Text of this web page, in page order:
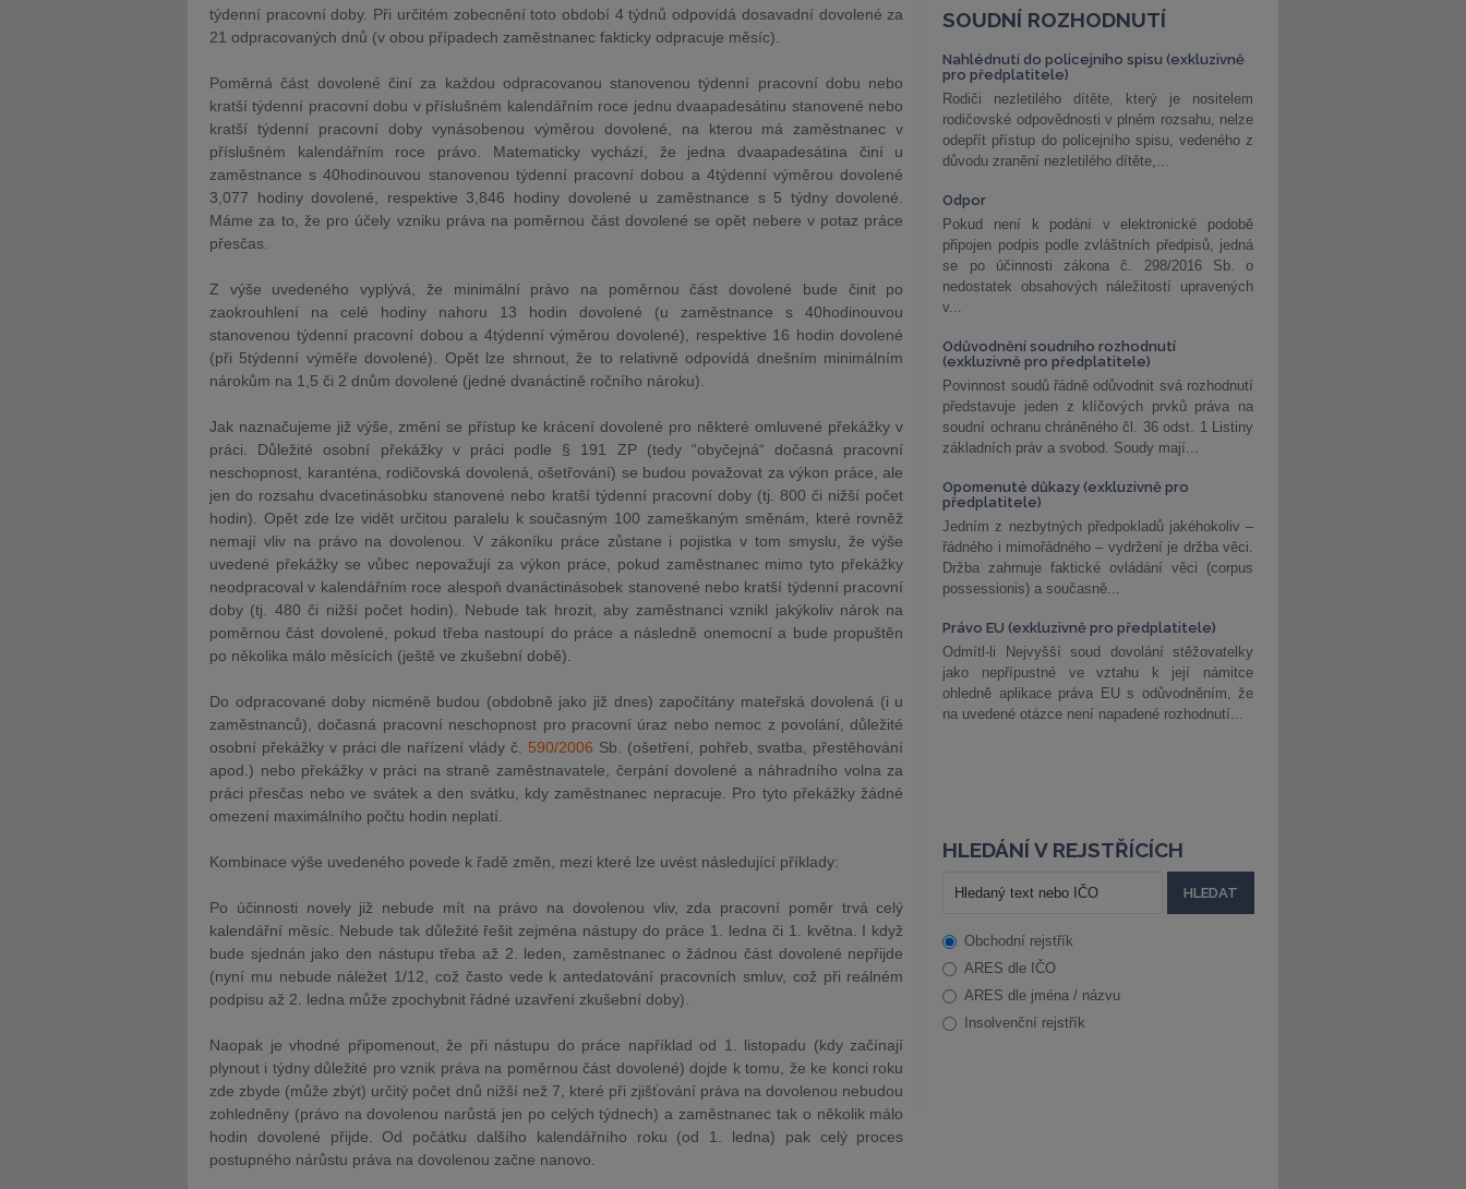
týdenní pracovní doby. Při určitém zobecnění toto období 4 týdnů odpovídá dosavadní dovolené za
21 odpracovaných dnů (v obou případech zaměstnanec fakticky odpracuje měsíc).
Poměrná část dovolené činí za každou odpracovanou stanovenou týdenní pracovní dobu nebo
kratší týdenní pracovní dobu v příslušném kalendářním roce jednu dvaapadesátinu stanovené nebo
kratší týdenní pracovní doby vynásobenou výměrou dovolené, na kterou má zaměstnanec v
příslušném kalendářním roce právo. Matematicky vychází, že jedna dvaapadesátina činí u
zaměstnance s 40hodinouvou stanovenou týdenní pracovní dobou a 4týdenní výměrou dovolené
3,077 hodiny dovolené, respektive 3,846 hodiny dovolené u zaměstnance s 5 týdny dovolené.
Máme za to, že pro účely vzniku práva na poměrnou část dovolené se opět nebere v potaz práce
přesčas.
Z výše uvedeného vyplývá, že minimální právo na poměrnou část dovolené bude činit po
zaokrouhlení na celé hodiny nahoru 13 hodin dovolené (u zaměstnance s 40hodinouvou
stanovenou týdenní pracovní dobou a 4týdenní výměrou dovolené), respektive 16 hodin dovolené
(při 5týdenní výměře dovolené). Opět lze shrnout, že to relativně odpovídá dnešním minimálním
nárokům na 1,5 či 2 dnům dovolené (jedné dvanáctině ročního nároku).
Jak naznačujeme již výše, změní se přístup ke krácení dovolené pro některé omluvené překážky v
práci. Důležité osobní překážky v práci podle § 191 ZP (tedy “obyčejná“ dočasná pracovní
neschopnost, karanténa, rodičovská dovolená, ošetřování) se budou považovat za výkon práce, ale
jen do rozsahu dvacetinásobku stanovené nebo kratší týdenní pracovní doby (tj. 800 či nižší počet
hodin). Opět zde lze vidět určitou paralelu k současným 100 zameškaným směnám, které rovněž
nemají vliv na právo na dovolenou. V zákoníku práce zůstane i pojistka v tom smyslu, že výše
uvedené překážky se vůbec nepovažují za výkon práce, pokud zaměstnanec mimo tyto překážky
neodpracoval v kalendářním roce alespoň dvanáctinásobek stanovené nebo kratší týdenní pracovní
doby (tj. 480 či nižší počet hodin). Nebude tak hrozit, aby zaměstnanci vznikl jakýkoliv nárok na
poměrnou část dovolené, pokud třeba nastoupí do práce a následně onemocní a bude propuštěn
po několika málo měsících (ještě ve zkušební době).
Do odpracované doby nicméně budou (obdobně jako již dnes) započítány mateřská dovolená (i u
zaměstnanců), dočasná pracovní neschopnost pro pracovní úraz nebo nemoc z povolání, důležité
osobní překážky v práci dle nařízení vlády č. 590/2006 Sb. (ošetření, pohřeb, svatba, přestěhování
apod.) nebo překážky v práci na straně zaměstnavatele, čerpání dovolené a náhradního volna za
práci přesčas nebo ve svátek a den svátku, kdy zaměstnanec nepracuje. Pro tyto překážky žádné
omezení maximálního počtu hodin neplatí.
Kombinace výše uvedeného povede k řadě změn, mezi které lze uvést následující příklady:
Po účinnosti novely již nebude mít na právo na dovolenou vliv, zda pracovní poměr trvá celý
kalendářní měsíc. Nebude tak důležité řešit zejména nástupy do práce 1. ledna či 1. května. I když
bude sjednán jako den nástupu třeba až 2. leden, zaměstnanec o žádnou část dovolené nepřijde
(nyní mu nebude náležet 1/12, což často vede k antedatování pracovních smluv, což při reálném
podpisu až 2. ledna může zpochybnit řádné uzavření zkušební doby).
Naopak je vhodné připomenout, že při nástupu do práce například od 1. listopadu (kdy začínají
plynout i týdny důležité pro vznik práva na poměrnou část dovolené) dojde k tomu, že ke konci roku
zde zbyde (může zbýt) určitý počet dnů nižší než 7, které při zjišťování práva na dovolenou nebudou
zohledněny (právo na dovolenou narůstá jen po celých týdnech) a zaměstnanec tak o několik málo
hodin dovolené přijde. Od počátku dalšího kalendářního roku (od 1. ledna) pak celý proces
postupného nárůstu práva na dovolenou začne nanovo.
SOUDNÍ ROZHODNUTÍ
Nahlédnutí do policejního spisu (exkluzivně
pro předplatitele)
Rodiči nezletilého dítěte, který je nositelem
rodičovské odpovědnosti v plném rozsahu, nelze
odepřít přístup do policejního spisu, vedeného z
důvodu zranění nezletilého dítěte,...
Odpor
Pokud není k podání v elektronické podobě
připojen podpis podle zvláštních předpisů, jedná
se po účinnosti zákona č. 298/2016 Sb. o
nedostatek obsahových náležitostí upravených
v...
Odůvodnění soudního rozhodnutí
(exkluzivně pro předplatitele)
Povinnost soudů řádně odůvodnit svá rozhodnutí
představuje jeden z klíčových prvků práva na
soudní ochranu chráněného čl. 36 odst. 1 Listiny
základních práv a svobod. Soudy mají...
Opomenuté důkazy (exkluzivně pro
předplatitele)
Jedním z nezbytných předpokladů jakéhokoliv –
řádného i mimořádného – vydržení je držba věci.
Držba zahrnuje faktické ovládání věci (corpus
possessionis) a současně...
Právo EU (exkluzivně pro předplatitele)
Odmítl-li Nejvyšší soud dovolání stěžovatelky
jako nepřípustné ve vztahu k její námitce
ohledně aplikace práva EU s odůvodněním, že
na uvedené otázce není napadené rozhodnutí...
HLEDÁNÍ V REJSTŘÍCÍCH
Obchodní rejstřík
ARES dle IČO
ARES dle jména / názvu
Insolvenční rejstřík